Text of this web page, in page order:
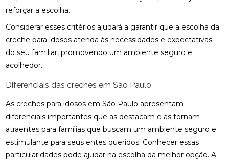
reforçar a escolha.
Considerar esses critérios ajudará a garantir que a escolha da
creche para idosos atenda às necessidades e expectativas
do seu familiar, promovendo um ambiente seguro e
acolhedor.
Diferenciais das creches em São Paulo
As creches para idosos em São Paulo apresentam
diferenciais importantes que as destacam e as tornam
atraentes para famílias que buscam um ambiente seguro e
estimulante para seus entes queridos. Conhecer essas
particularidades pode ajudar na escolha da melhor opção. A